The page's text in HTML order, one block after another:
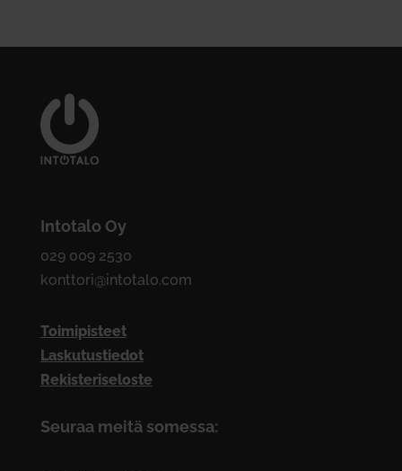
Intotalo Oy
029 009 2530
konttori@intotalo.com
Toimipisteet
Laskutustiedot
Rekisteriseloste
Seuraa meitä somessa: